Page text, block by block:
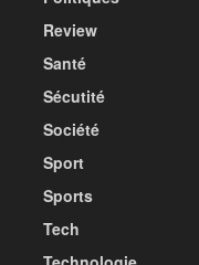
Review
Santé
Sécutité
Société
Sport
Sports
Tech